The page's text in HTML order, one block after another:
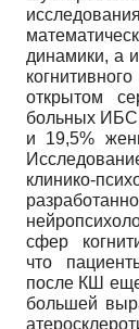
динамики, а
открытом
больных
и 19,5%
клинико-
сфер
что
после КШ
большей